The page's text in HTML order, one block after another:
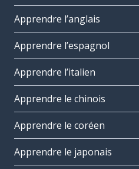
Apprendre l’anglais
Apprendre l’espagnol
Apprendre l’italien
Apprendre le chinois
Apprendre le coréen
Apprendre le japonais